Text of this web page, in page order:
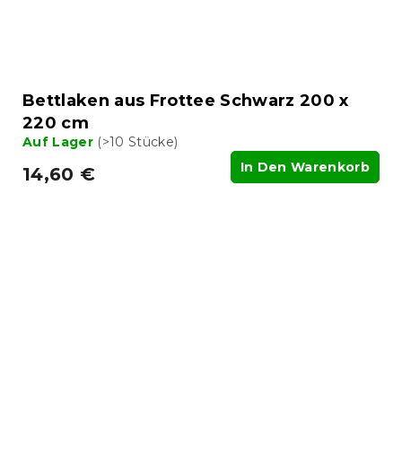
Bettlaken aus Frottee Schwarz 200 x
220 cm
Auf Lager (>10 Stücke)
14,60 € In Den Warenkorb